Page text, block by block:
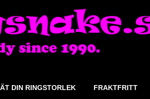
DIN RINGSTORLEK FRAKTFRITT